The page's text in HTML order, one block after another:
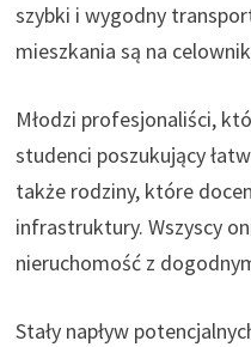
szybki i wygodny
mieszkania są na
Młodzi profesjonaliści,
studenci poszukujący
także rodziny, które
infrastruktury. Wszyscy
nieruchomość z
Stały napływ